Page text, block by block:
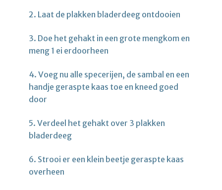
2. Laat de plakken bladerdeeg ontdooien
3. Doe het gehakt in een grote mengkom en
meng 1 ei erdoorheen
4. Voeg nu alle specerijen, de sambal en een
handje geraspte kaas toe en kneed goed
door
5. Verdeel het gehakt over 3 plakken
bladerdeeg
6. Strooi er een klein beetje geraspte kaas
overheen